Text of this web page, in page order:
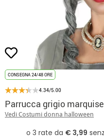
CONSEGNA 24/48 ORE
4.34/5.00
Parrucca grigio marquise
Vedi Costumi donna halloween